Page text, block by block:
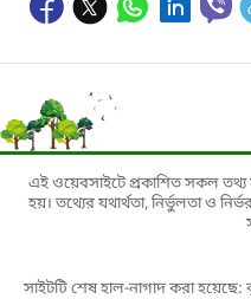
এই ওয়েবসাইটে প্রকাশিত সকল তথ্য
হয়। তথ্যের যথার্থতা, নির্ভুলতা ও
সাইটটি শেষ হাল-নাগাদ করা